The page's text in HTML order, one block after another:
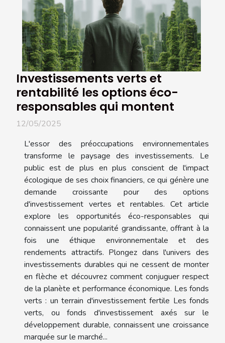
Investissements verts et
rentabilité les options éco-
responsables qui montent
12/05/2025
L'essor des préoccupations environnementales
transforme le paysage des investissements. Le
public est de plus en plus conscient de l'impact
écologique de ses choix financiers, ce qui génère une
demande croissante pour des options
d'investissement vertes et rentables. Cet article
explore les opportunités éco-responsables qui
connaissent une popularité grandissante, offrant à la
fois une éthique environnementale et des
rendements attractifs. Plongez dans l'univers des
investissements durables qui ne cessent de monter
en flèche et découvrez comment conjuguer respect
de la planète et performance économique. Les fonds
verts : un terrain d'investissement fertile Les fonds
verts, ou fonds d'investissement axés sur le
développement durable, connaissent une croissance
marquée sur le marché...